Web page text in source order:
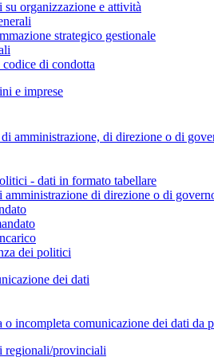
organizzazione e attività
strategico gestionale
di condotta
e imprese
amministrazione, di direzione o di
- dati in formato tabellare
di direzione o di
dei politici
dei dati
o incompleta comunicazione dei dati
regionali/provinciali